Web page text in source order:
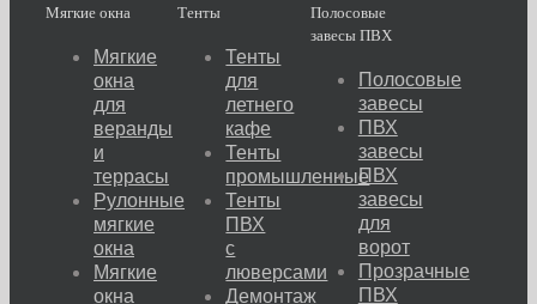
Мягкие окна
Мягкие
окна
для
веранды
и
террасы
Рулонные
мягкие
окна
Мягкие
окна
Тенты
Тенты
для
летнего
кафе
Тенты
промышленные
Тенты
ПВХ
с
люверсами
Демонтаж
Полосовые
завесы ПВХ
Полосовые
завесы
ПВХ
завесы
ПВХ
завесы
для
ворот
Прозрачные
ПВХ